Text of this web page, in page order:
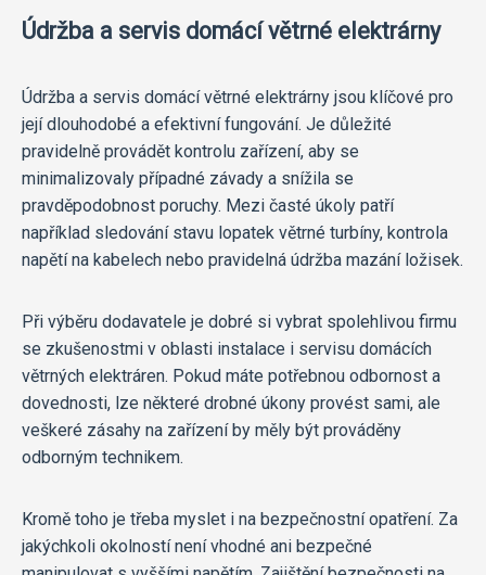
Údržba a servis domácí větrné elektrárny
Údržba a servis domácí větrné elektrárny jsou klíčové pro
její dlouhodobé a efektivní fungování. Je důležité
pravidelně provádět kontrolu zařízení, aby se
minimalizovaly případné závady a snížila se
pravděpodobnost poruchy. Mezi časté úkoly patří
například sledování stavu lopatek větrné turbíny, kontrola
napětí na kabelech nebo pravidelná údržba mazání ložisek.
Při výběru dodavatele je dobré si vybrat spolehlivou firmu
se zkušenostmi v oblasti instalace i servisu domácích
větrných elektráren. Pokud máte potřebnou odbornost a
dovednosti, lze některé drobné úkony provést sami, ale
veškeré zásahy na zařízení by měly být prováděny
odborným technikem.
Kromě toho je třeba myslet i na bezpečnostní opatření. Za
jakýchkoli okolností není vhodné ani bezpečné